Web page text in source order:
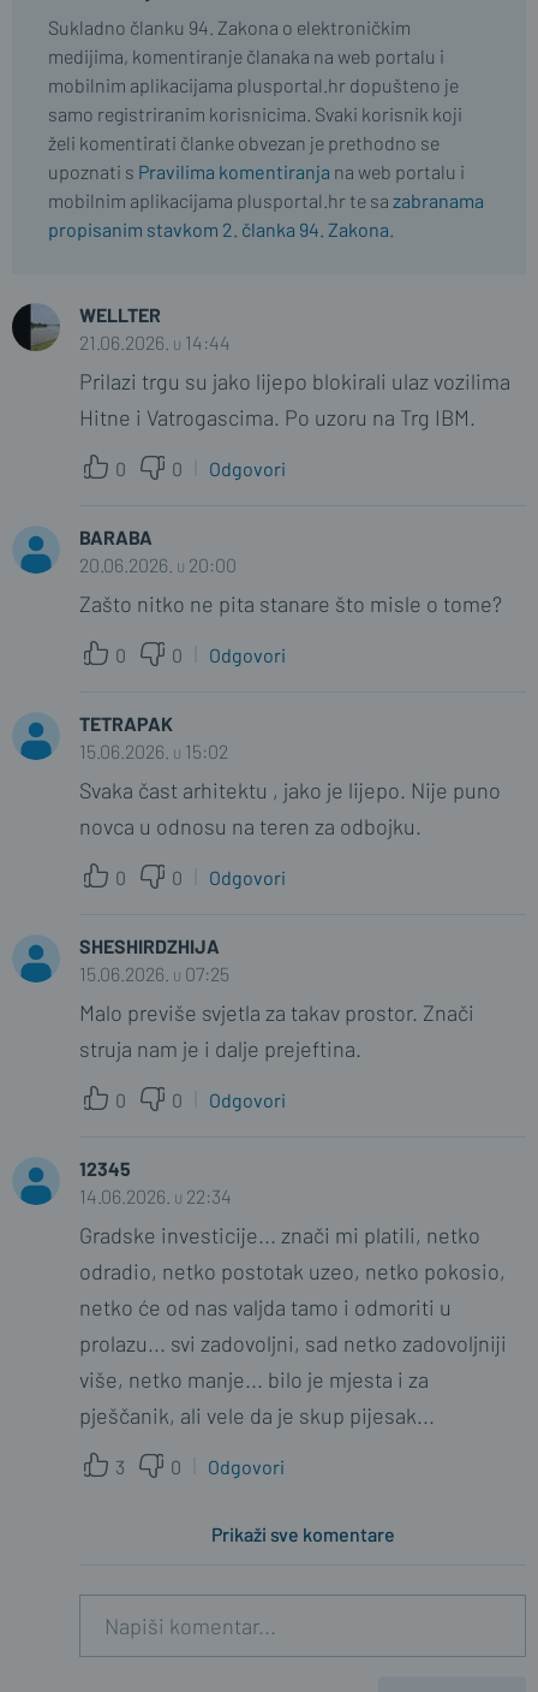
Sukladno članku 94. Zakona o elektroničkim
medijima, komentiranje članaka na web portalu i
mobilnim aplikacijama plusportal.hr dopušteno je
samo registriranim korisnicima. Svaki korisnik koji
želi komentirati članke obvezan je prethodno se
upoznati s Pravilima komentiranja na web portalu i
mobilnim aplikacijama plusportal.hr te sa zabranama
propisanim stavkom 2. članka 94. Zakona.
WELLTER
21.06.2026. u 14:44
Prilazi trgu su jako lijepo blokirali ulaz vozilima
Hitne i Vatrogascima. Po uzoru na Trg IBM.
0 0 Odgovori
BARABA
20.06.2026. u 20:00
Zašto nitko ne pita stanare što misle o tome?
0 0 Odgovori
TETRAPAK
15.06.2026. u 15:02
Svaka čast arhitektu , jako je lijepo. Nije puno
novca u odnosu na teren za odbojku.
0 0 Odgovori
SHESHIRDZHIJA
15.06.2026. u 07:25
Malo previše svjetla za takav prostor. Znači
struja nam je i dalje prejeftina.
0 0 Odgovori
12345
14.06.2026. u 22:34
Gradske investicije... znači mi platili, netko
odradio, netko postotak uzeo, netko pokosio,
netko će od nas valjda tamo i odmoriti u
prolazu... svi zadovoljni, sad netko zadovoljniji
više, netko manje... bilo je mjesta i za
pješčanik, ali vele da je skup pijesak...
3 0 Odgovori
Prikaži sve komentare